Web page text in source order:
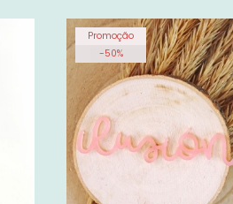
Promoção
-50%